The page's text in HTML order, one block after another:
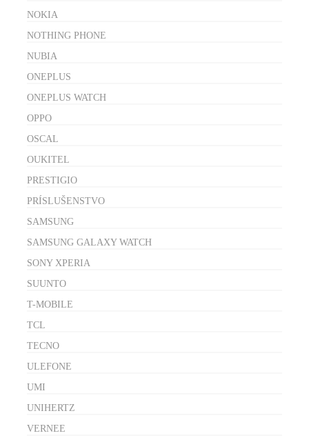
NOKIA
NOTHING PHONE
NUBIA
ONEPLUS
ONEPLUS WATCH
OPPO
OSCAL
OUKITEL
PRESTIGIO
PRÍSLUŠENSTVO
SAMSUNG
SAMSUNG GALAXY WATCH
SONY XPERIA
SUUNTO
T-MOBILE
TCL
TECNO
ULEFONE
UMI
UNIHERTZ
VERNEE